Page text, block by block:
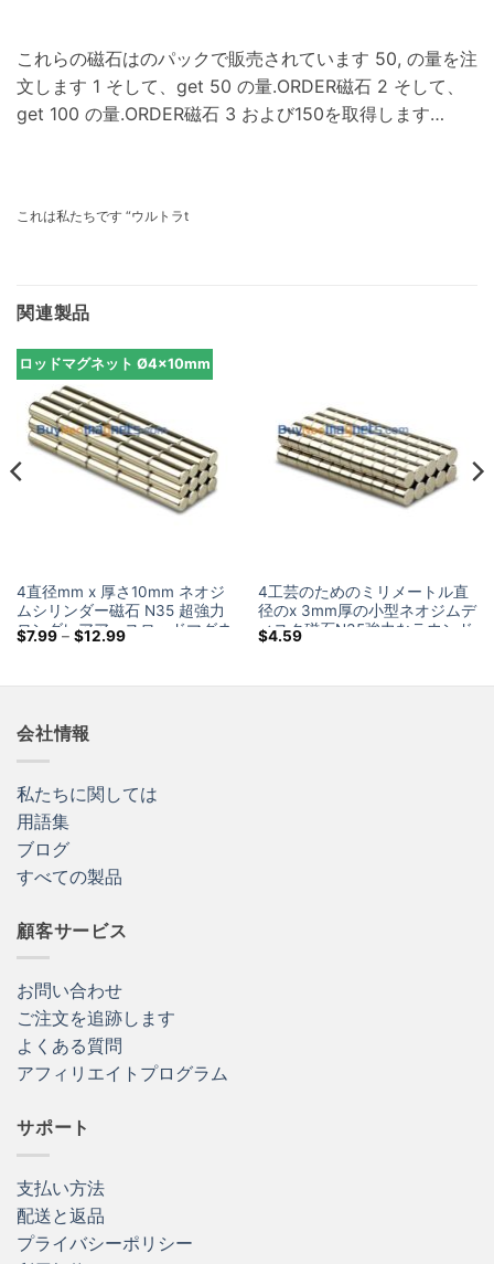
これらの磁石はのパックで販売されています 50, の量を注
文します 1 そして、get 50 の量.ORDER磁石 2 そして、
get 100 の量.ORDER磁石 3 および150を取得します…
これは私たちです “ウルトラt
関連製品
ロッドマグネット Ø4x10mm
4直径mm x 厚さ10mm ネオジ
ムシリンダー磁石 N35 超強力
ロングレアアースロッドマグネ
ット販売
$7.99 – $12.99価
4工芸のためのミリメートル直
径のx 3mm厚の小型ネオジムデ
ィスク磁石N35強力なラウンド
希土類強力磁石販売
$4.59
会社情報
私たちに関しては
用語集
ブログ
すべての製品
顧客サービス
お問い合わせ
ご注文を追跡します
よくある質問
アフィリエイトプログラム
サポート
支払い方法
配送と返品
プライバシーポリシー